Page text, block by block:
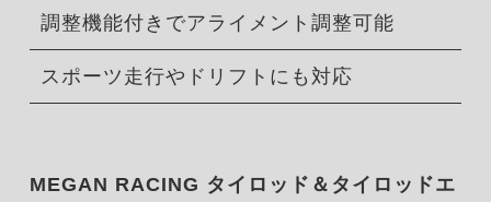
調整機能付きでアライメント調整可能
スポーツ走行やドリフトにも対応
MEGAN RACING タイロッド＆タイロッドエ